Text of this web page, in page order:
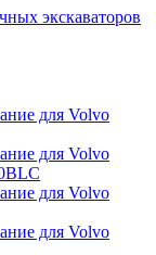
экскаваторов
для Volvo
для Volvo
для Volvo
для Volvo